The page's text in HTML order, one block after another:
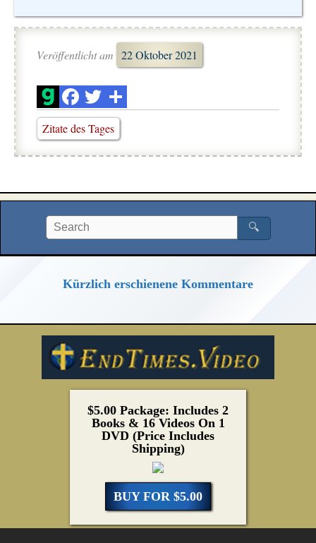
Veröffentlicht am 22 Oktober 2021
Zitate des Tages
🔍
Kürzlich erschienene Kommentare
$5.00 Package: Includes 2
Books & 16 Videos On 1
DVD (Price Includes
Shipping)
BUY FOR $5.00